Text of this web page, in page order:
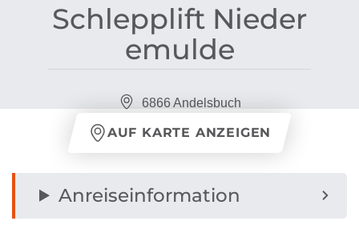
Schlepplift Nieder
emulde
6866 Andelsbuch
AUF KARTE ANZEIGEN
Anreiseinformation